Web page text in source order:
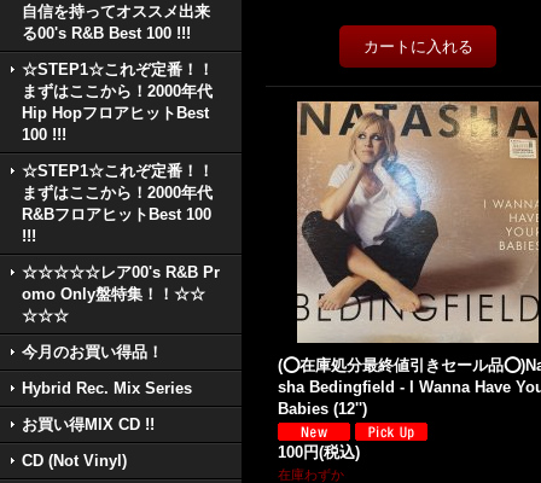
自信を持ってオススメ出来
る00's R&B Best 100 !!!
☆STEP1☆これぞ定番！！
まずはここから！2000年代
Hip HopフロアヒットBest
100 !!!
☆STEP1☆これぞ定番！！
まずはここから！2000年代
R&BフロアヒットBest 100
!!!
☆☆☆☆☆レア00's R&B Pr
omo Only盤特集！！☆☆
☆☆☆
今月のお買い得品！
Hybrid Rec. Mix Series
お買い得MIX CD !!
CD (Not Vinyl)
(⭕️在庫処分最終値引きセール品
sha Bedingfield - I Wanna Have
Babies (12'')
100円(税込)
在庫わずか